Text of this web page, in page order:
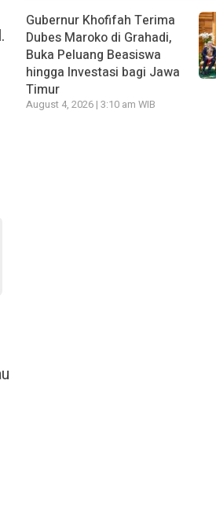
Gubernur Khofifah Terima
Dubes Maroko di Grahadi,
Buka Peluang Beasiswa
hingga Investasi bagi Jawa
Timur
August 4, 2026 | 3:10 am WIB